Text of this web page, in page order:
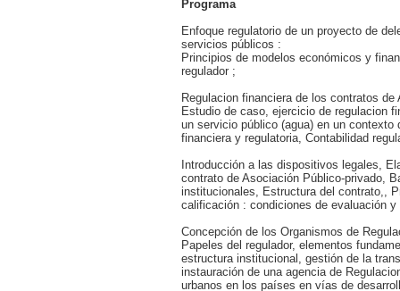
Programa
Enfoque regulatorio de un proyecto de
servicios públicos :
Principios de modelos económicos y
regulador ;
Regulacion financiera de los contratos de
Estudio de caso, ejercicio de regulacion
un servicio público (agua) en un contexto
financiera y regulatoria, Contabilidad
Introducción a las dispositivos legales,
contrato de Asociación Público-privado,
institucionales, Estructura del contrato,,
calificación : condiciones de evaluación y
Concepción de los Organismos de
Papeles del regulador, elementos
estructura institucional, gestión de la
instauración de una agencia de
urbanos en los países en vías de